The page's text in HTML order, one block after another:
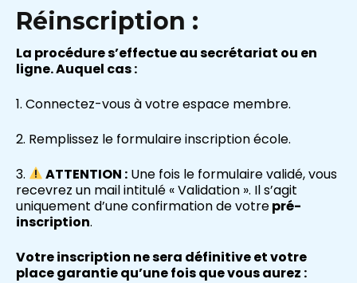
Réinscription :
La procédure s’effectue au secrétariat ou en
ligne. Auquel cas :
1. Connectez-vous à votre espace membre.
2. Remplissez le formulaire inscription école.
3.
ATTENTION : Une fois le formulaire validé, vous
recevrez un mail intitulé « Validation ». Il s’agit
uniquement d’une confirmation de votrepré-
inscription.
Votre inscription ne sera définitive et votre
place garantie qu’une fois que vous aurez :